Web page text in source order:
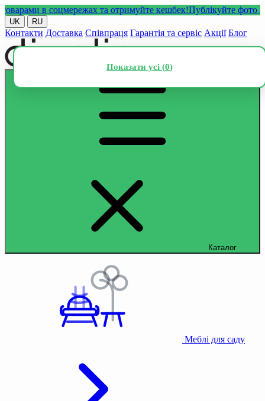
в соцмережах та отримуйте кешбек!Публікуйте фото або
UK RU
Контакти Доставка Співпраця Гарантія та сервіс Акції Блог
Каталог
Меблі для саду
Показати усі (0)